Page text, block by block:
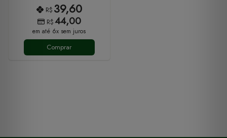
R$ 39,60
R$44,00
em até 6x sem juros
Comprar